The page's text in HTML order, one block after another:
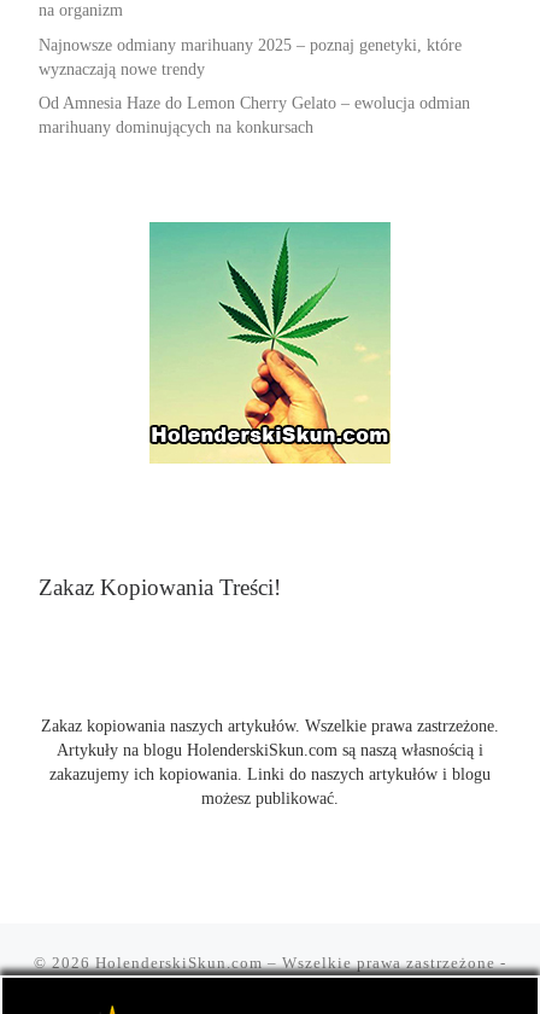
na organizm
Najnowsze odmiany marihuany 2025 – poznaj genetyki, które
wyznaczają nowe trendy
Od Amnesia Haze do Lemon Cherry Gelato – ewolucja odmian
marihuany dominujących na konkursach
Zakaz Kopiowania Treści!
Zakaz kopiowania naszych artykułów. Wszelkie prawa zastrzeżone.
Artykuły na blogu HolenderskiSkun.com są naszą własnością i
zakazujemy ich kopiowania. Linki do naszych artykułów i blogu
możesz publikować.
© 2026HolenderskiSkun.com– Wszelkie prawa zastrzeżone-